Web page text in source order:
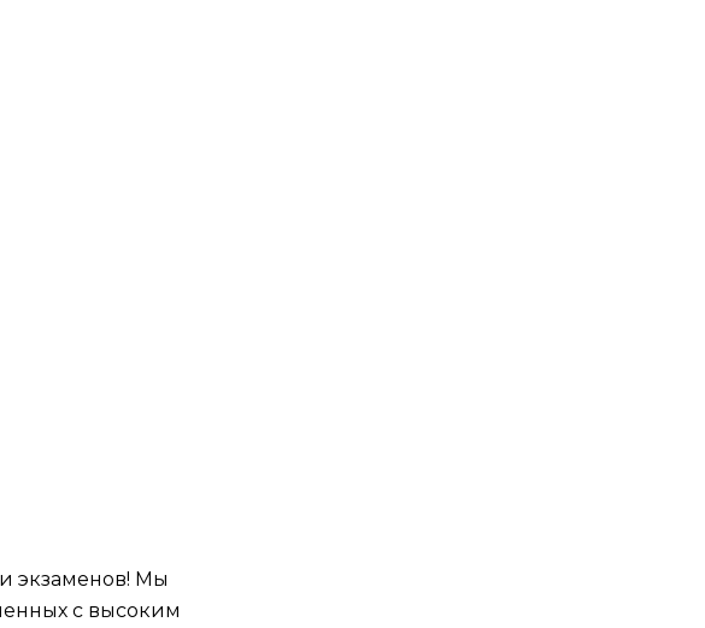
экзаменов! Мы
с высоким